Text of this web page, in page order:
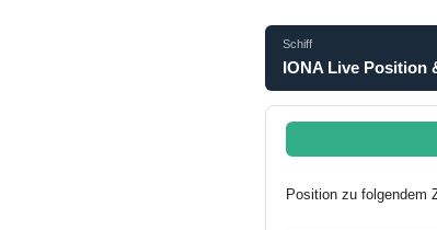
Schiff
IONA Live Position
Position zu folgendem